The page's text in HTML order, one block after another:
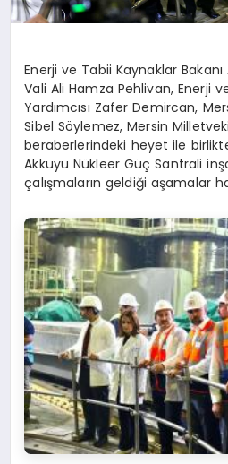
Enerji ve Tabii Kaynaklar
Vali Ali Hamza Pehlivan, Enerji
Yardımcısı Zafer Demircan,
Sibel Söylemez, Mersin
beraberlerindeki heyet ile
Akkuyu Nükleer Güç Santrali
çalışmaların geldiği aşamalar